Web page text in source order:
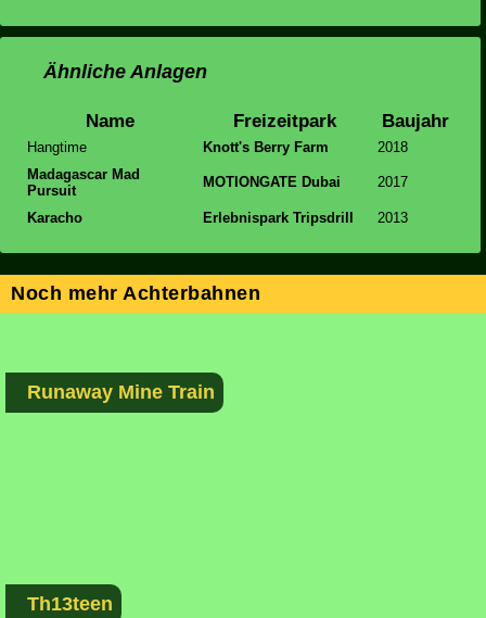
Ähnliche Anlagen
Name Freizeitpark Baujahr
Hangtime Knott's Berry Farm
2018
Madagascar Mad
Pursuit
MOTIONGATE Dubai 2017
Karacho Erlebnispark Tripsdrill 2013
Noch mehr Achterbahnen
Runaway Mine Train
Th13teen